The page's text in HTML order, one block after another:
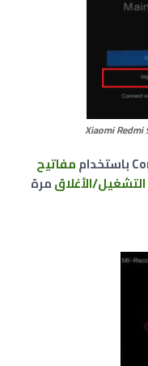
مفاتيح
التشغيل/الأغلاقمرة